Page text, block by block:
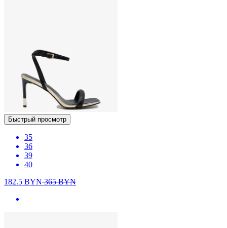
Быстрый просмотр
35
36
39
40
182.5 BYN365BYN